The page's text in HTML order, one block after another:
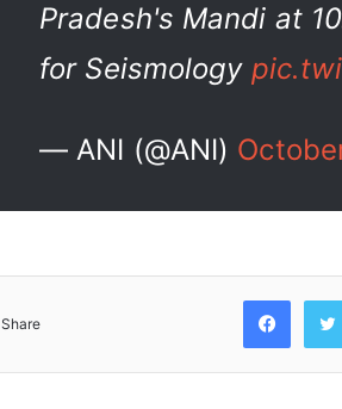
Pradesh's Mandi at
for Seismology
— ANI (@ANI)
Share